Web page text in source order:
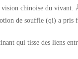
chinoise du vivant.
de souffle (qi) a pris
qui tisse des liens